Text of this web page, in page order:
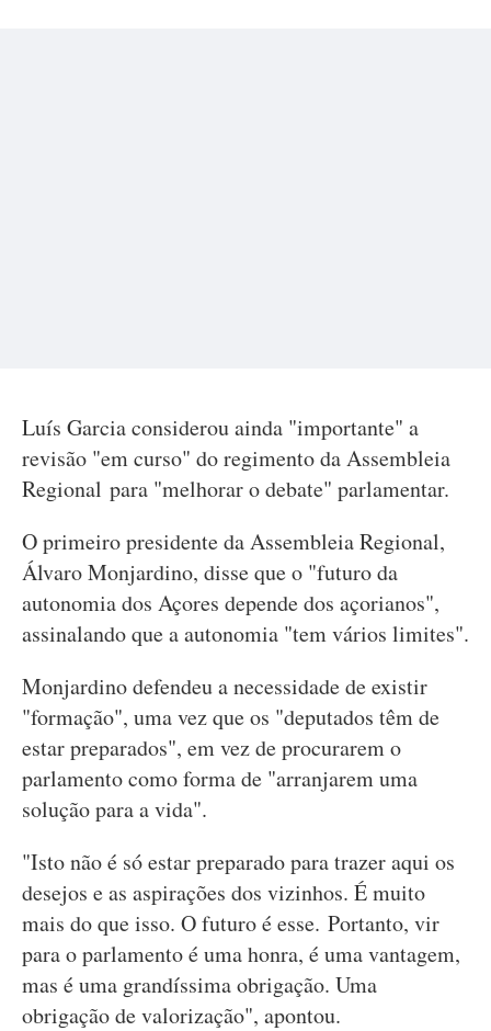
Luís Garcia considerou ainda "importante" a
revisão "em curso" do regimento da Assembleia
Regional para "melhorar o debate" parlamentar.
O primeiro presidente da Assembleia Regional,
Álvaro Monjardino, disse que o "futuro da
autonomia dos Açores depende dos açorianos",
assinalando que a autonomia "tem vários limites".
Monjardino defendeu a necessidade de existir
"formação", uma vez que os "deputados têm de
estar preparados", em vez de procurarem o
parlamento como forma de "arranjarem uma
solução para a vida".
"Isto não é só estar preparado para trazer aqui os
desejos e as aspirações dos vizinhos. É muito
mais do que isso. O futuro é esse. Portanto, vir
para o parlamento é uma honra, é uma vantagem,
mas é uma grandíssima obrigação. Uma
obrigação de valorização", apontou.